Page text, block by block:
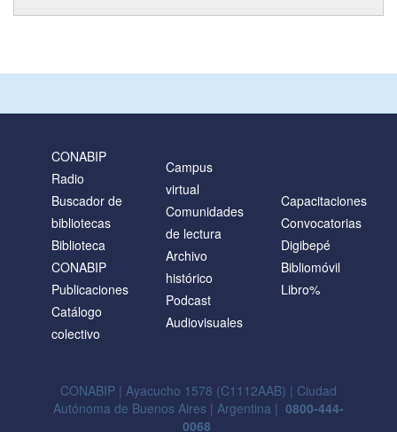
CONABIP
Radio
Buscador de
bibliotecas
Biblioteca
CONABIP
Publicaciones
Catálogo
colectivo
Campus
virtual
Comunidades
de lectura
Archivo
histórico
Podcast
Audiovisuales
Capacitaciones
Convocatorias
Digibepé
Bibliomóvil
Libro%
CONABIP | Ayacucho 1578 (C1112AAB) | Ciudad
Autónoma de Buenos Aires | Argentina | 0800-444-
0068